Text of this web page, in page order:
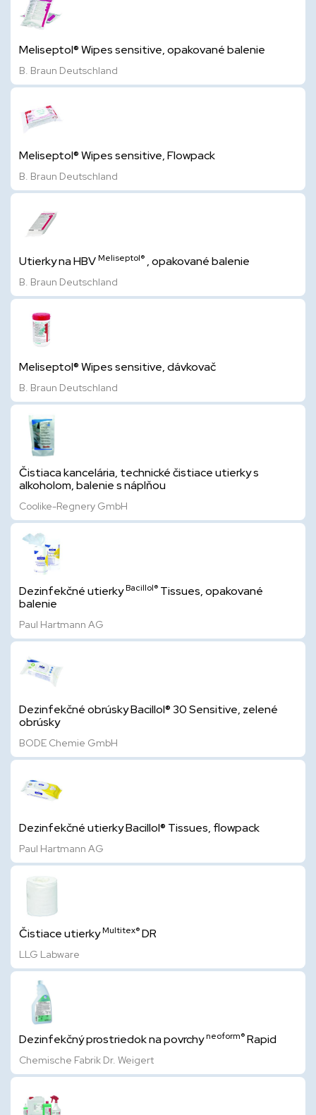
Meliseptol® Wipes sensitive, opakované balenie
B. Braun Deutschland
Meliseptol® Wipes sensitive, Flowpack
B. Braun Deutschland
Utierky na HBVMeliseptol® , opakované balenie
B. Braun Deutschland
Meliseptol® Wipes sensitive, dávkovač
B. Braun Deutschland
Čistiaca kancelária, technické čistiace utierky s
alkoholom, balenie s náplňou
Coolike-Regnery GmbH
Dezinfekčné utierkyBacillol® Tissues, opakované
balenie
Paul Hartmann AG
Dezinfekčné obrúsky Bacillol® 30 Sensitive, zelené
obrúsky
BODE Chemie GmbH
Dezinfekčné utierky Bacillol® Tissues, flowpack
Paul Hartmann AG
Čistiace utierkyMultitex®DR
LLG Labware
Dezinfekčný prostriedok na povrchyneoform®Rapid
Chemische Fabrik Dr. Weigert